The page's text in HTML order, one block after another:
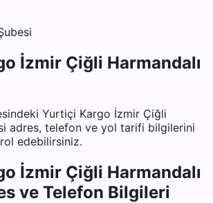
İzmir Çiğli Harmandalı
Yurtiçi Kargo İzmir Çiğli
adres, telefon ve yol tarifi bilgilerini
edebilirsiniz.
İzmir Çiğli Harmandalı
ve Telefon Bilgileri